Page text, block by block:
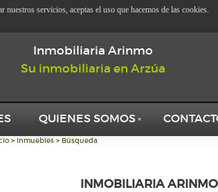
Inmobiliaria Arinmo
Su inmobiliaria en Arzúa
QUIENES SOMOS
> Inmuebles > Búsqueda
INMOBILIARIA
servicios, aceptas el uso que hacemos de las cookies.